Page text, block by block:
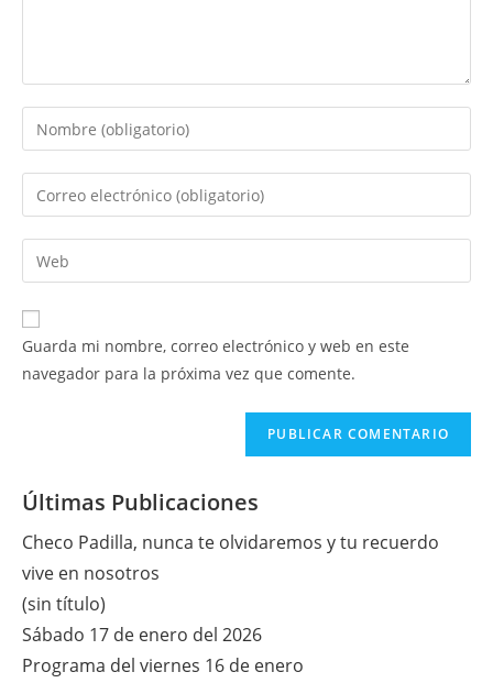
Introduce
tu
nombre
de
usuario
para
comentar
Introduce
tu
dirección
de
electrónico
para
comentar
Introduce
la
URL
de
Guarda mi nombre, correo electrónico y web en este
navegador para la próxima vez que comente.
Últimas Publicaciones
Checo Padilla, nunca te olvidaremos y tu recuerdo
vive en nosotros
(sin título)
Sábado 17 de enero del 2026
Programa del viernes 16 de enero